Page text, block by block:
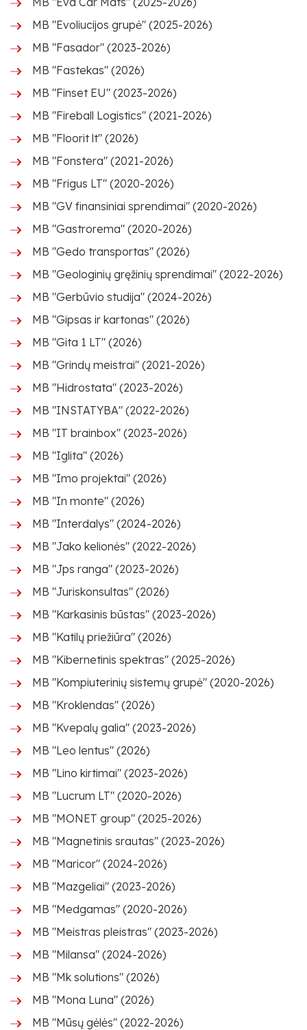
MB "Evoliucijos grupė" (2025-2026)
MB "Fasador" (2023-2026)
MB "Fastekas" (2026)
MB "Finset EU" (2023-2026)
MB "Fireball Logistics" (2021-2026)
MB "Floorit lt" (2026)
MB "Fonstera" (2021-2026)
MB "Frigus LT" (2020-2026)
MB "GV finansiniai sprendimai" (2020-2026)
MB "Gastrorema" (2020-2026)
MB "Gedo transportas" (2026)
MB "Geologinių gręžinių sprendimai" (2022-2026)
MB "Gerbūvio studija" (2024-2026)
MB "Gipsas ir kartonas" (2026)
MB "Gita 1 LT" (2026)
MB "Grindų meistrai" (2021-2026)
MB "Hidrostata" (2023-2026)
MB "INSTATYBA" (2022-2026)
MB "IT brainbox" (2023-2026)
MB "Iglita" (2026)
MB "Imo projektai" (2026)
MB "In monte" (2026)
MB "Interdalys" (2024-2026)
MB "Jako kelionės" (2022-2026)
MB "Jps ranga" (2023-2026)
MB "Juriskonsultas" (2026)
MB "Karkasinis būstas" (2023-2026)
MB "Katilų priežiūra" (2026)
MB "Kibernetinis spektras" (2025-2026)
MB "Kompiuterinių sistemų grupė" (2020-2026)
MB "Kroklendas" (2026)
MB "Kvepalų galia" (2023-2026)
MB "Leo lentus" (2026)
MB "Lino kirtimai" (2023-2026)
MB "Lucrum LT" (2020-2026)
MB "MONET group" (2025-2026)
MB "Magnetinis srautas" (2023-2026)
MB "Maricor" (2024-2026)
MB "Mazgeliai" (2023-2026)
MB "Medgamas" (2020-2026)
MB "Meistras pleistras" (2023-2026)
MB "Milansa" (2024-2026)
MB "Mk solutions" (2026)
MB "Mona Luna" (2026)
MB "Mūsų gėlės" (2022-2026)